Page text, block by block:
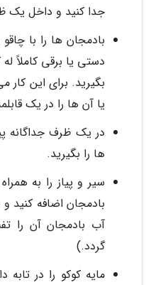
جدا کنید و داخل یک
بادمجان ها را با
دستی یا برقی کاملاً
بگیرید. برای این کار
یا آن ها را در یک
در یک ظرف جداگانه
ها را بگیرید.
سیر و پیاز را به
بادمجان اضافه کنید
آب بادمجان آن را
گردد.)
مایه کوکو را در